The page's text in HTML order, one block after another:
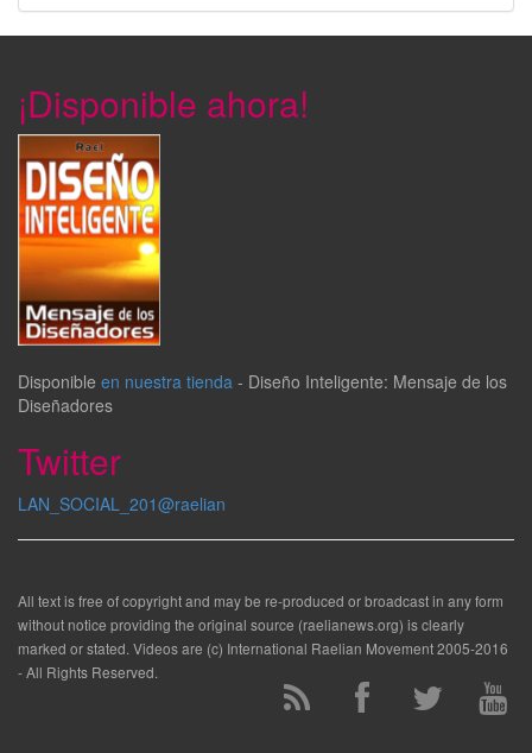
¡Disponible ahora!
Disponible en nuestra tienda - Diseño Inteligente: Mensaje de los
Diseñadores
Twitter
LAN_SOCIAL_201@raelian
All text is free of copyright and may be re-produced or broadcast in any form
without notice providing the original source (raelianews.org) is clearly
marked or stated. Videos are (c) International Raelian Movement 2005-2016
- All Rights Reserved.